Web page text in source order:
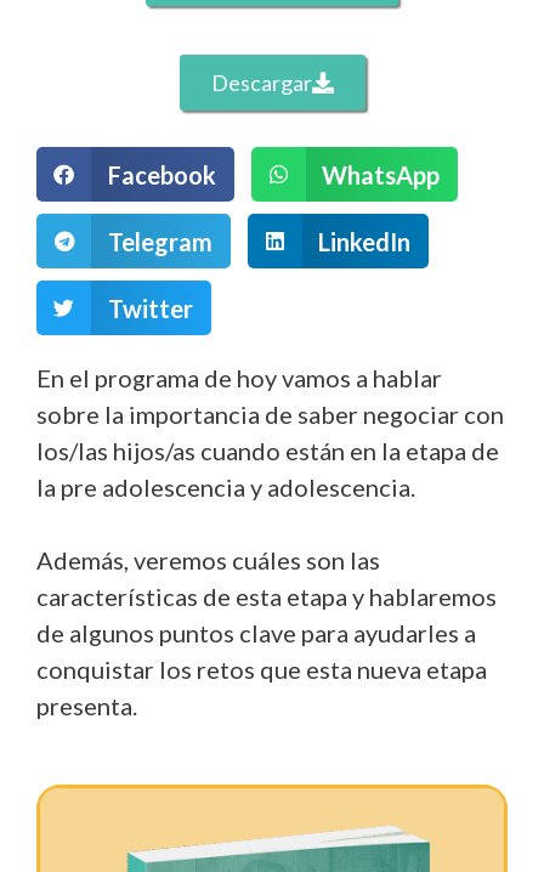
Descargar
Facebook WhatsApp
Telegram LinkedIn
Twitter
En el programa de hoy vamos a hablar
sobre la importancia de saber negociar con
los/las hijos/as cuando están en la etapa de
la pre adolescencia y adolescencia.
Además, veremos cuáles son las
características de esta etapa y hablaremos
de algunos puntos clave para ayudarles a
conquistar los retos que esta nueva etapa
presenta.